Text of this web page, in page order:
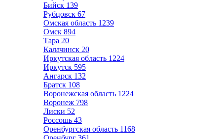
Бийск 139
Рубцовск 67
Омская область 1239
Омск 894
Тара 20
Калачинск 20
Иркутская область 1224
Иркутск 595
Ангарск 132
Братск 108
Воронежская область 1224
Воронеж 798
Лиски 52
Россошь 43
Оренбургская область 1168